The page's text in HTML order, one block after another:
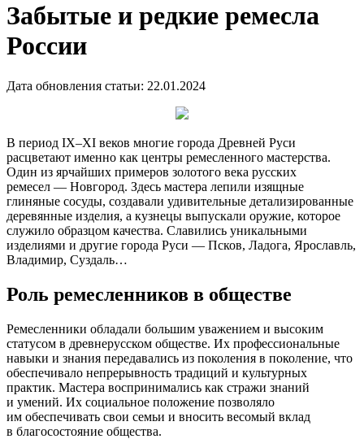
Забытые и редкие ремесла
России
Дата обновления статьи: 22.01.2024
В период IX–XI веков многие города Древней Руси
расцветают именно как центры ремесленного мастерства.
Один из ярчайших примеров золотого века русских
ремесел — Новгород. Здесь мастера лепили изящные
глиняные сосуды, создавали удивительные детализированные
деревянные изделия, а кузнецы выпускали оружие, которое
служило образцом качества. Славились уникальными
изделиями и другие города Руси — Псков, Ладога, Ярославль,
Владимир, Суздаль…
Роль ремесленников в обществе
Ремесленники обладали большим уважением и высоким
статусом в древнерусском обществе. Их профессиональные
навыки и знания передавались из поколения в поколение, что
обеспечивало непрерывность традиций и культурных
практик. Мастера воспринимались как стражи знаний
и умений. Их социальное положение позволяло
им обеспечивать свои семьи и вносить весомый вклад
в благосостояние общества.